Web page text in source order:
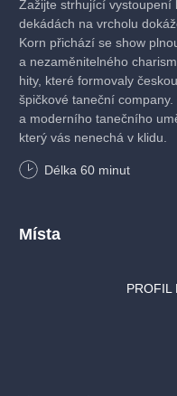
Zažijte strhující vystoupení
dekádách na vrcholu
Korn přichází se show
a nezaměnitelného
hity, které formovaly
špičkové taneční
a moderního tanečního
který vás nenechá v klidu.
Délka 60 minut
Místa
PROFIL